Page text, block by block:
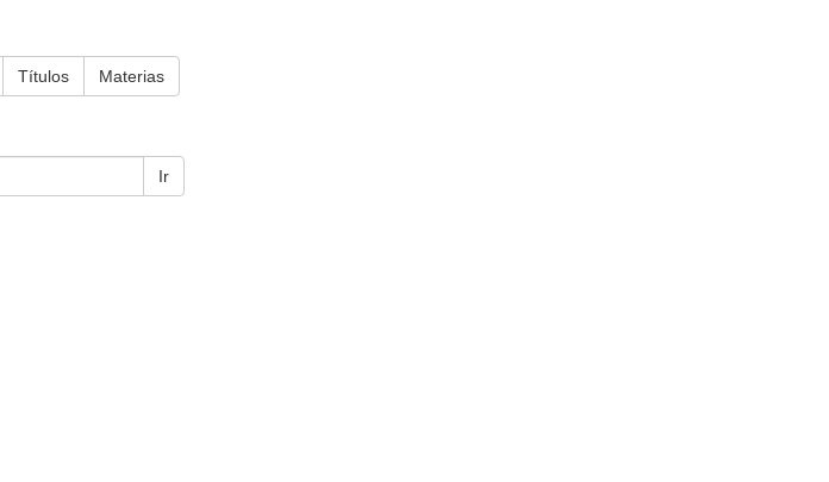
Títulos Materias
Ir